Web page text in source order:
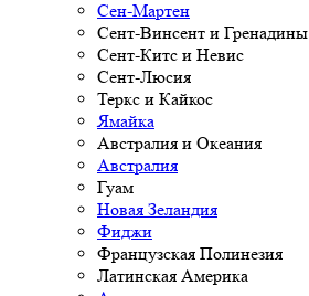
Сен-Мартен
Сент-Винсент и Гренадины
Сент-Китс и Невис
Сент-Люсия
Теркс и Кайкос
Ямайка
Австралия и Океания
Австралия
Гуам
Новая Зеландия
Фиджи
Французская Полинезия
Латинская Америка